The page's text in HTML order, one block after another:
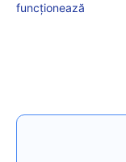
funcționează